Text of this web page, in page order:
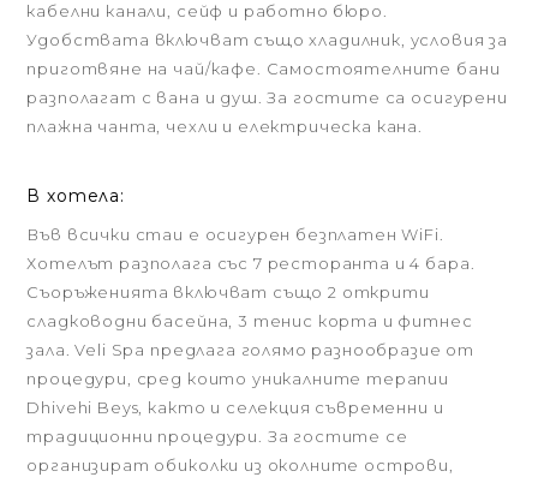
кабелни канали, сейф и работно бюро.
Удобствата включват също хладилник, условия за
приготвяне на чай/кафе. Самостоятелните бани
разполагат с вана и душ. За гостите са осигурени
плажна чанта, чехли и електрическа кана.
В хотела:
Във всички стаи е осигурен безплатен WiFi.
Хотелът разполага със 7 ресторанта и 4 бара.
Съоръженията включват също 2 открити
сладководни басейна, 3 тенис корта и фитнес
зала. Veli Spa предлага голямо разнообразие от
процедури, сред които уникалните терапии
Dhivehi Beys, както и селекция съвременни и
традиционни процедури. За гостите се
организират обиколки из околните острови,